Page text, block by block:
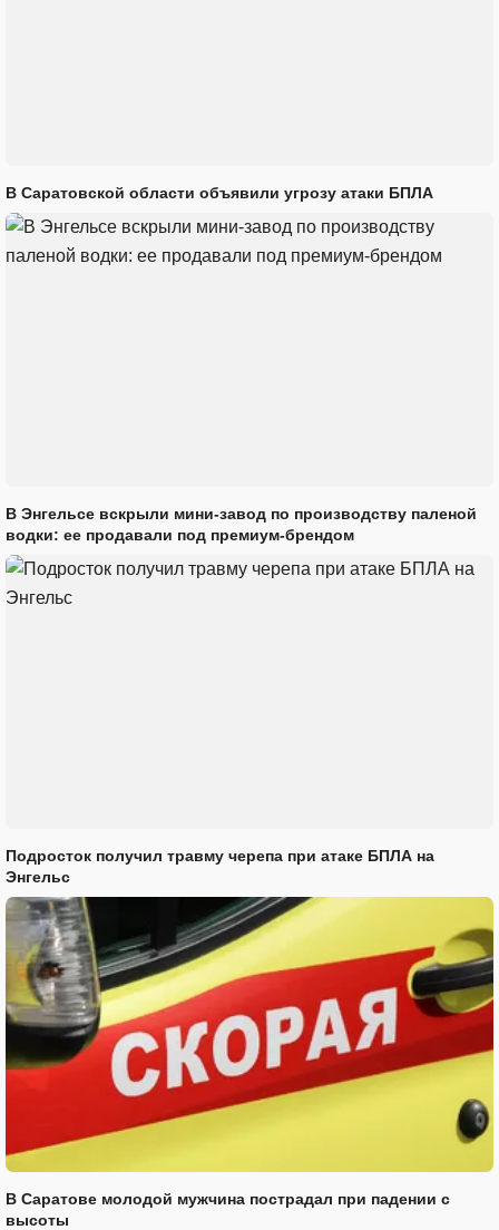
В Саратовской области объявили угрозу атаки БПЛА
В Энгельсе вскрыли мини-завод по производству паленой
водки: ее продавали под премиум-брендом
Подросток получил травму черепа при атаке БПЛА на
Энгельс
В Саратове молодой мужчина пострадал при падении с
высоты